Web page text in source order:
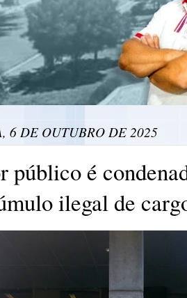
6 DE OUTUBRO DE 2025
público é
ilegal de